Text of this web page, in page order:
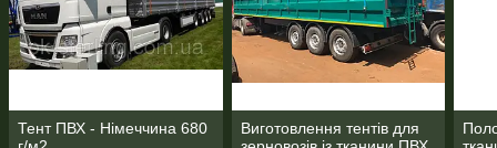
Тент ПВХ - Німеччина 680
Виготовлення тентів для